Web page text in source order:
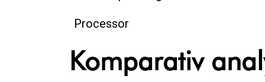
Processor
Komparativ